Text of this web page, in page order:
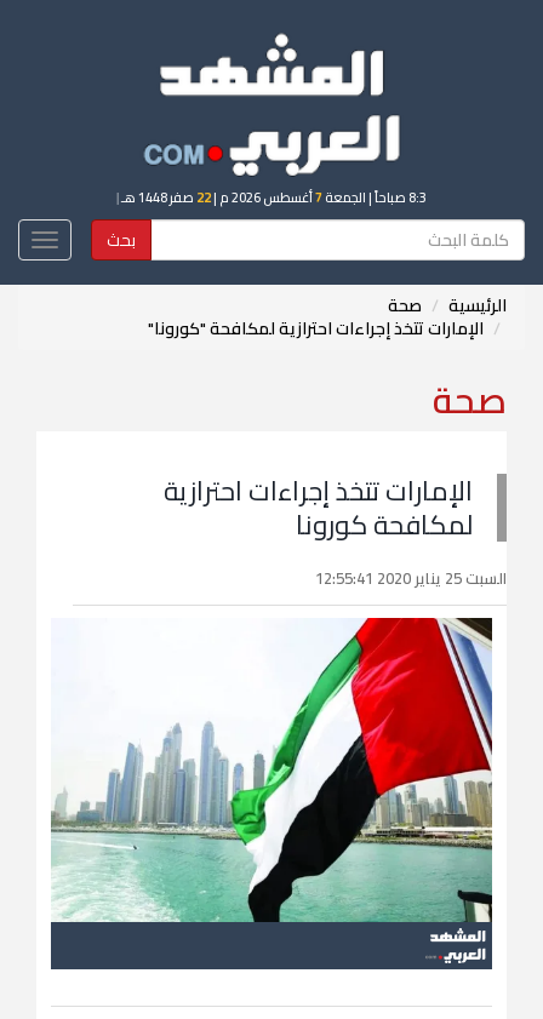
8:3 صباحاً | الجمعة7أغسطس 2026 م | 22 صفر 1448 هـ |
بحث
الرئيسية صحة
الإمارات تتخذ إجراءات احترازية لمكافحة "كورونا"
صحة
الإمارات تتخذ إجراءات احترازية
لمكافحة كورونا
السبت 25 يناير 2020 12:55:41